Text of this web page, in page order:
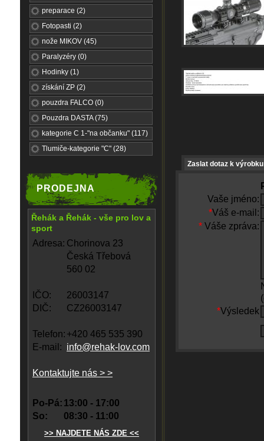
preparace (2)
Fotopasti (2)
nože MIKOV (45)
Paralyzéry (0)
Hodinky (1)
získání ZP (2)
pouzdra FALCO (0)
Pouzdra DASTA (75)
kategorie C 1-"na občanku" (117)
Tlumiče-kategorie "C" (28)
PRODEJNA
Řehák a Řehák - vše pro lov a
sport
Adresa: Chorinova 23
Česká Třebová
560 02
IČO:
26003147
DIČ:
CZ26003147
Telefon: +420 465 535 390
E-mail: info@rehak-lov.com
Kontaktujte nás > >
Po-Pá: 13:00 - 17:00
So:
08:30 - 11:00
>> NAJDETE NÁS ZDE <<
Zaslat dotaz k výrobku
Vaše jméno:
*Váš e-mail:
* Váše zpráva:
*Výsledek